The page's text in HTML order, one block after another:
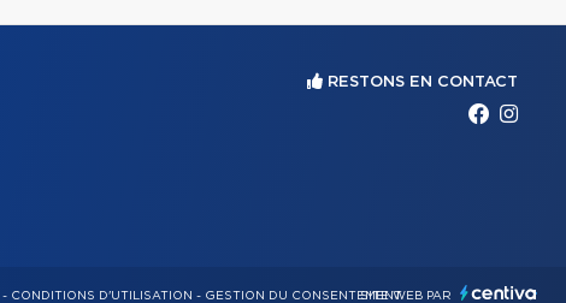
RESTONS EN CONTACT
- CONDITIONS D'UTILISATION - GESTION DU CONSENTEMENTSITE WEB PAR